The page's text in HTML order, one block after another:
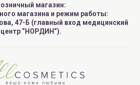
магазин:
магазина и режим работы:
47-Б (главный вход медицинский
центр “НОРДИН”).